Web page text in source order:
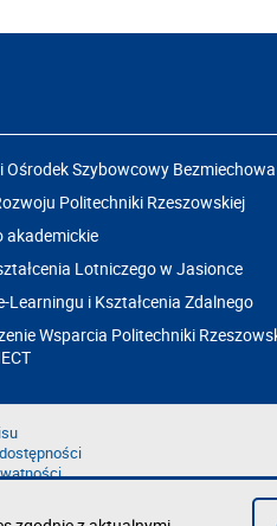
Ośrodek Szybowcowy Bezmiechowa
Politechniki Rzeszowskiej
akademickie
Lotniczego w Jasionce
Learningu i Kształcenia Zdalnego
Wsparcia Politechniki